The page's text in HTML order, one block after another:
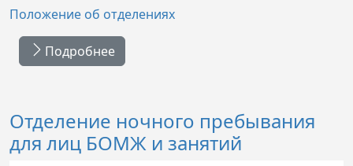
Положение об отделениях
Подробнее
Отделение ночного пребывания
для лиц БОМЖ и занятий